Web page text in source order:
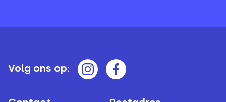
Volg ons op: